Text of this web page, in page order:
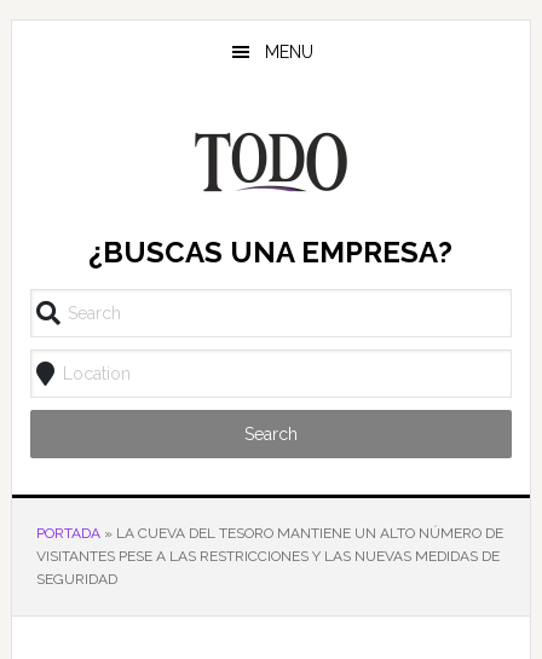
Saltar
Saltar
Saltar
MENU
¿BUSCAS UNA EMPRESA?
Search
PORTADA» LA CUEVA DEL TESORO MANTIENE UN ALTO NÚMERO DE
VISITANTES PESE A LAS RESTRICCIONES Y LAS NUEVAS MEDIDAS DE
SEGURIDAD